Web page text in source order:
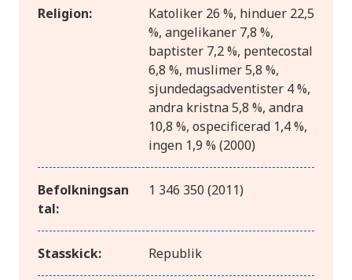
Religion:
Katoliker 26 %, hinduer 22,5
%, angelikaner 7,8 %,
baptister 7,2 %, pentecostal
6,8 %, muslimer 5,8 %,
sjundedagsadventister 4 %,
andra kristna 5,8 %, andra
10,8 %, ospecificerad 1,4 %,
ingen 1,9 % (2000)
Befolkningsan
tal:
1 346 350 (2011)
Stasskick: Republik